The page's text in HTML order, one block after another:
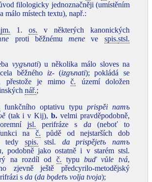
filologicky jednoznačněji (umístěním
málo místech textu), např.:
1. os. v některých kanonických
proti běžnémumene ve spis.stsl.
vygъnati) u několika málo sloves na
běžného iz‑ (izgъnati); pokládá se
přestože je mimoč. území doložen
nář.;
funkčního optativu typu prispěi namъ
(tak i v Kij),b. velmi pravděpodobně,
jsl. perifráze s da(neboť to
na č. půdě od nejstarších dob
tedy spis. stsl. da prispějetъ namъ
, podobně jako ostatně i v starém stsl.
na rozdíl od č. typubuď vůle tvá,
zjevně ještě předcyrilo-metodějský
s da (da bǫdetъ volja tvoja);